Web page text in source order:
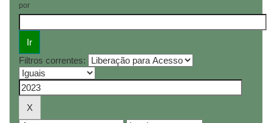
por
Filtros correntes: